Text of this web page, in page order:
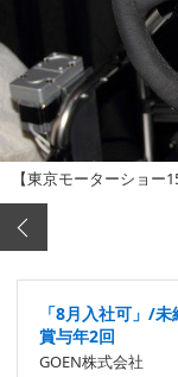
【東京モーターショー
「8月入社可」/
賞与年2回
GOEN株式会社